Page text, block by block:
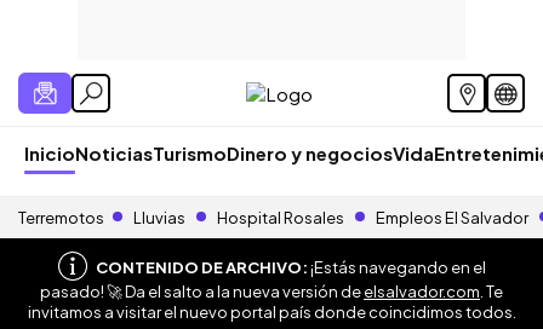
InicioNoticiasTurismoDinero y negociosVida
Terremotos Lluvias Hospital Rosales Empleos El Salvador
CONTENIDO DE ARCHIVO:¡Estás navegando en el
pasado! 🚀 Da el salto a la nueva versión deelsalvador.com . Te
invitamos a visitar el nuevo portal país donde coincidimos todos.